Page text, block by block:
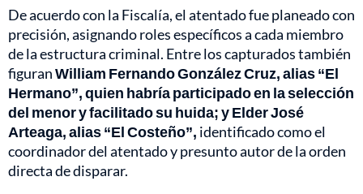
De acuerdo con la Fiscalía, el atentado fue planeado con
precisión, asignando roles específicos a cada miembro
de la estructura criminal. Entre los capturados también
figuranWilliam Fernando González Cruz, alias “El
Hermano”, quien habría participado en la selección
del menor y facilitado su huida; y Elder José
Arteaga, alias “El Costeño”, identificado como el
coordinador del atentado y presunto autor de la orden
directa de disparar.